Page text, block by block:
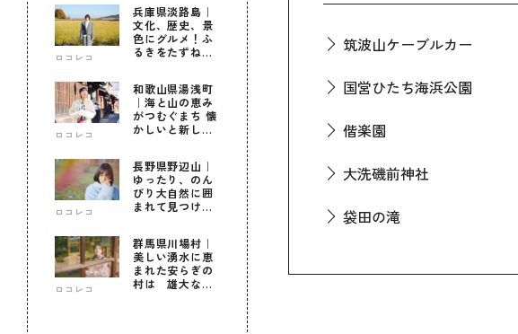
ロコレコ
兵庫県淡路島｜
文化、歴史、景
色にグルメ！ふ
るきをたずねて
ロコレコ
和歌山県湯浅町
｜海と山の恵み
がつむぐまち 懐
かしいと新しい
ロコレコ
長野県野辺山｜
ゆったり、のん
びり大自然に囲
まれて見つけ
ロコレコ
群馬県川場村｜
美しい湧水に恵
まれた安らぎの
村は 雄大な自
筑波山ケーブルカー
国営ひたち海浜公園
偕楽園
大洗磯前神社
袋田の滝